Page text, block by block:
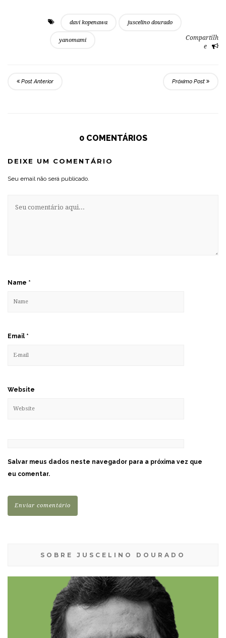
davi kopenawa juscelino dourado
yanomami
Compartilh
e
Post Anterior Próximo Post
0 COMENTÁRIOS
DEIXE UM COMENTÁRIO
Seu email não será publicado.
Name *
Email *
Website
Salvar meus dados neste navegador para a próxima vez que
eu comentar.
SOBRE JUSCELINO DOURADO